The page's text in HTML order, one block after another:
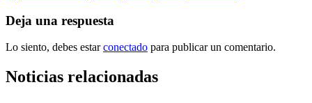
Deja una respuesta
Lo siento, debes estarconectado para publicar un comentario.
Noticias relacionadas